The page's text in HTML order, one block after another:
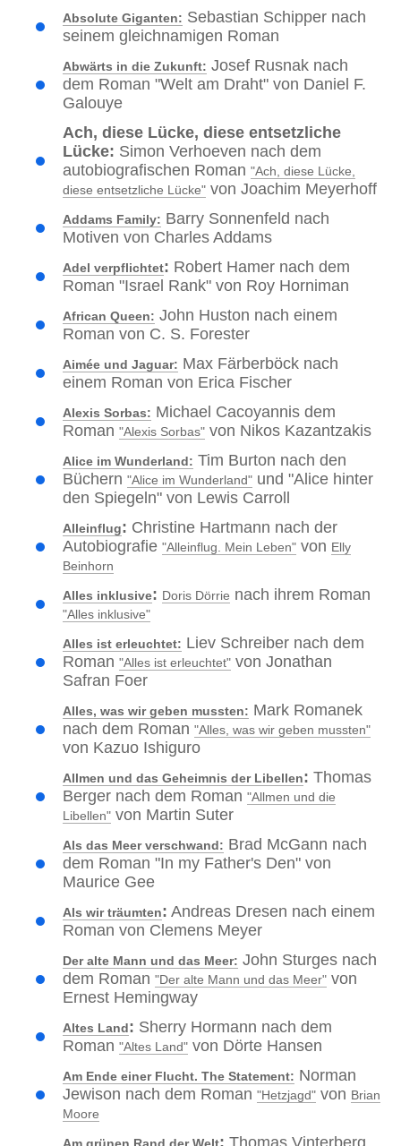
Absolute Giganten: Sebastian Schipper nach
seinem gleichnamigen Roman
Abwärts in die Zukunft: Josef Rusnak nach
dem Roman "Welt am Draht" von Daniel F.
Galouye
Ach, diese Lücke, diese entsetzliche
Lücke: Simon Verhoeven nach dem
autobiografischen Roman "Ach, diese Lücke,
diese entsetzliche Lücke" von Joachim Meyerhoff
Addams Family: Barry Sonnenfeld nach
Motiven von Charles Addams
Adel verpflichtet: Robert Hamer nach dem
Roman "Israel Rank" von Roy Horniman
African Queen: John Huston nach einem
Roman von C. S. Forester
Aimée und Jaguar: Max Färberböck nach
einem Roman von Erica Fischer
Alexis Sorbas: Michael Cacoyannis dem
Roman "Alexis Sorbas" von Nikos Kazantzakis
Alice im Wunderland: Tim Burton nach den
Büchern "Alice im Wunderland" und "Alice hinter
den Spiegeln" von Lewis Carroll
Alleinflug: Christine Hartmann nach der
Autobiografie "Alleinflug. Mein Leben" von Elly
Beinhorn
Alles inklusive: Doris Dörrie nach ihrem Roman
"Alles inklusive"
Alles ist erleuchtet: Liev Schreiber nach dem
Roman "Alles ist erleuchtet" von Jonathan
Safran Foer
Alles, was wir geben mussten: Mark Romanek
nach dem Roman "Alles, was wir geben mussten"
von Kazuo Ishiguro
Allmen und das Geheimnis der Libellen: Thomas
Berger nach dem Roman "Allmen und die
Libellen" von Martin Suter
Als das Meer verschwand: Brad McGann nach
dem Roman "In my Father's Den" von
Maurice Gee
Als wir träumten: Andreas Dresen nach einem
Roman von Clemens Meyer
Der alte Mann und das Meer: John Sturges nach
dem Roman "Der alte Mann und das Meer" von
Ernest Hemingway
Altes Land: Sherry Hormann nach dem
Roman "Altes Land" von Dörte Hansen
Am Ende einer Flucht. The Statement: Norman
Jewison nach dem Roman "Hetzjagd" von Brian
Moore